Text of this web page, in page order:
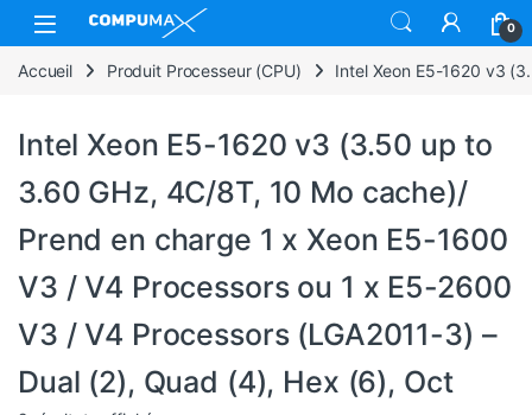
Skip to navigation
Skip to content
Open 0
Accueil Produit Processeur (CPU) Intel Xeon E5-1620 v3
Intel Xeon E5-1620 v3 (3.50 up to
3.60 GHz, 4C/8T, 10 Mo cache)/
Prend en charge 1 x Xeon E5-1600
V3 / V4 Processors ou 1 x E5-2600
V3 / V4 Processors (LGA2011-3) –
Dual (2), Quad (4), Hex (6), Oct